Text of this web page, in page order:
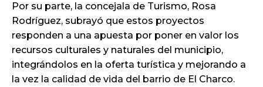
Por su parte, la concejala de Turismo, Rosa
Rodríguez, subrayó que estos proyectos
responden a una apuesta por poner en valor los
recursos culturales y naturales del municipio,
integrándolos en la oferta turística y mejorando a
la vez la calidad de vida del barrio de El Charco.